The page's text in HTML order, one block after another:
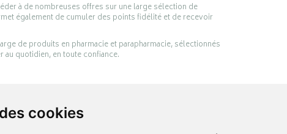
cookies
à de nombreuses offres sur une large sélection de
également de cumuler des points fidélité et de recevoir
de produits en pharmacie et parapharmacie, sélectionnés
quotidien, en toute confiance.